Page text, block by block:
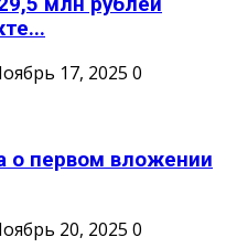
17, 2025 0
о первом вложении
20, 2025 0